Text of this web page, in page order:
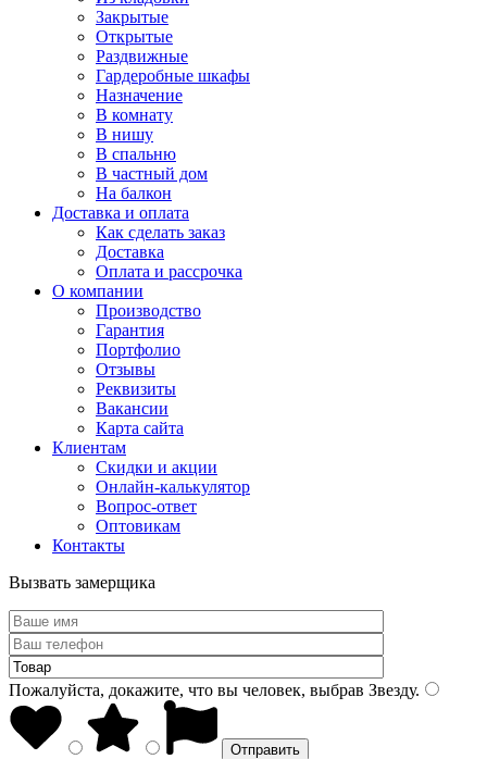
Закрытые
Открытые
Раздвижные
Гардеробные шкафы
Назначение
В комнату
В нишу
В спальню
В частный дом
На балкон
Доставка и оплата
Как сделать заказ
Доставка
Оплата и рассрочка
О компании
Производство
Гарантия
Портфолио
Отзывы
Реквизиты
Вакансии
Карта сайта
Клиентам
Скидки и акции
Онлайн-калькулятор
Вопрос-ответ
Оптовикам
Контакты
Вызвать замерщика
Пожалуйста, докажите, что вы человек, выбрав Звезду.